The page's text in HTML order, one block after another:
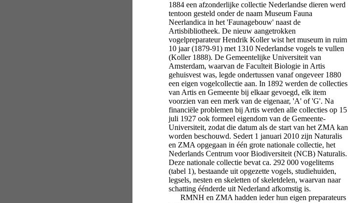
1884 een afzonderlijke collectie Nederlandse dieren werd
tentoon gesteld onder de naam Museum Fauna
Neerlandica in het 'Faunagebouw' naast de
Artisbibliotheek. De nieuw aangetrokken
vogelpreparateur Hendrik Koller wist het museum in ruim
10 jaar (1879-91) met 1310 Nederlandse vogels te vullen
(Koller 1888). De Gemeentelijke Universiteit van
Amsterdam, waarvan de Faculteit Biologie in Artis
gehuisvest was, legde ondertussen vanaf ongeveer 1880
een eigen vogelcollectie aan. In 1892 werden de collecties
van Artis en Gemeente bij elkaar gevoegd, elk item
voorzien van een merk van de eigenaar, 'A' of 'G'. Na
financiële problemen bij Artis werden alle collecties op 15
juli 1927 ook formeel eigendom van de Gemeente-
Universiteit, zodat die datum als de start van het ZMA kan
worden beschouwd. Sedert 1 januari 2010 zijn Naturalis
en ZMA opgegaan in één grote nationale collectie, het
Nederlands Centrum voor Biodiversiteit (NCB) Naturalis.
Deze nationale collectie bevat ca. 292 000 vogelitems
(tabel 1), bestaande uit opgezette vogels, studiehuiden,
legsels, nesten en skeletten of skeletdelen, waarvan naar
schatting éénderde uit Nederland afkomstig is.
RMNH en ZMA hadden ieder hun eigen preparateurs